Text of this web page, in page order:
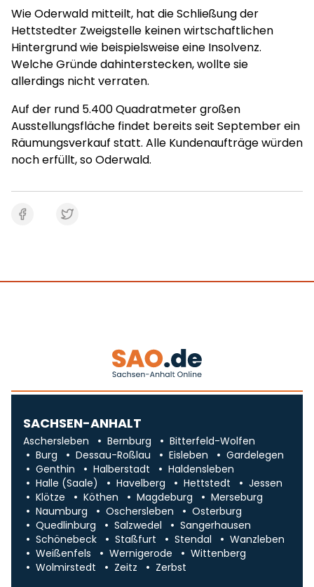
Wie Oderwald mitteilt, hat die Schließung der
Hettstedter Zweigstelle keinen wirtschaftlichen
Hintergrund wie beispielsweise eine Insolvenz.
Welche Gründe dahinterstecken, wollte sie
allerdings nicht verraten.
Auf der rund 5.400 Quadratmeter großen
Ausstellungsfläche findet bereits seit September ein
Räumungsverkauf statt. Alle Kundenaufträge würden
noch erfüllt, so Oderwald.
SACHSEN-ANHALT
Aschersleben Bernburg
Bitterfeld-Wolfen
Burg
Dessau-Roßlau Eisleben
Gardelegen
Genthin
Halberstadt
Haldensleben
Halle (Saale)
Havelberg Hettstedt
Jessen
Klötze
Köthen Magdeburg
Merseburg
Naumburg
Oschersleben
Osterburg
Quedlinburg
Salzwedel
Sangerhausen
Schönebeck
Staßfurt Stendal
Wanzleben
Weißenfels
Wernigerode
Wittenberg
Wolmirstedt
Zeitz Zerbst